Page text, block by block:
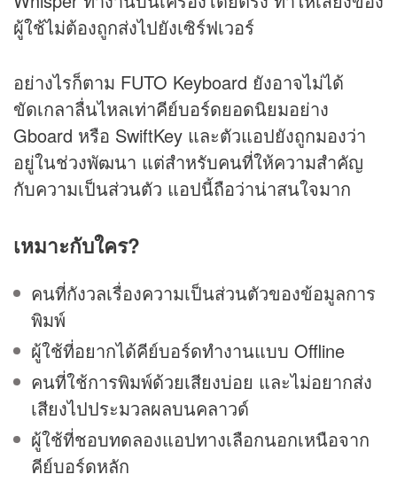
ผู้ใช้ไม่ต้องถูกส่งไปยังเซิร์ฟเวอร์
อย่างไรก็ตาม FUTO Keyboard ยังอาจไม่ได้
ขัดเกลาลื่นไหลเท่าคีย์บอร์ดยอดนิยมอย่าง
Gboard หรือ SwiftKey และตัวแอปยังถูกมองว่า
อยู่ในช่วงพัฒนา แต่สำหรับคนที่ให้ความสำคัญ
กับความเป็นส่วนตัว แอปนี้ถือว่าน่าสนใจมาก
เหมาะกับใคร?
คนที่กังวลเรื่องความเป็นส่วนตัวของข้อมูลการ
พิมพ์
ผู้ใช้ที่อยากได้คีย์บอร์ดทำงานแบบ Offline
คนที่ใช้การพิมพ์ด้วยเสียงบ่อย และไม่อยากส่ง
เสียงไปประมวลผลบนคลาวด์
ผู้ใช้ที่ชอบทดลองแอปทางเลือกนอกเหนือจาก
คีย์บอร์ดหลัก